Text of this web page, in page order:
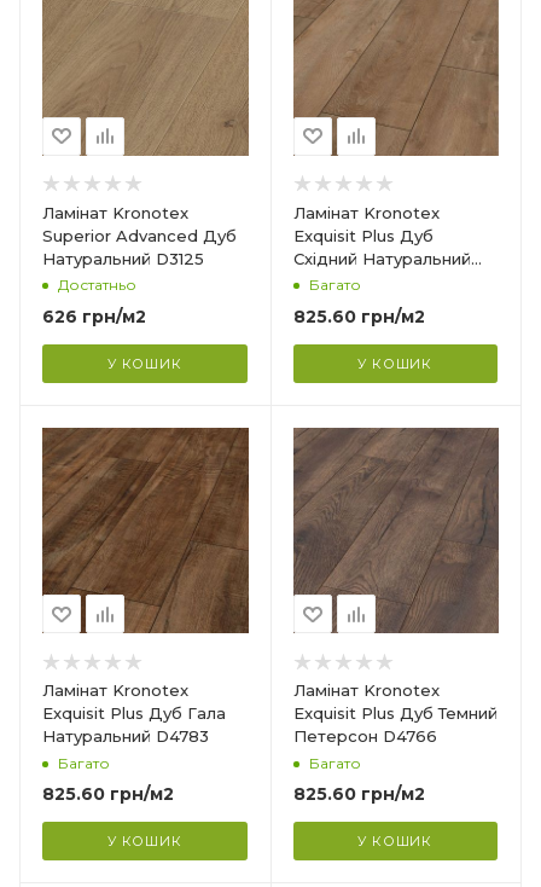
Ламінат Kronotex
Superior Advanced Дуб
Натуральний D3125
Достатньо
626 грн/м2
У КОШИК
Колекція
Exquisit Plus
Клас зносостійкості
32
Товщина
Ширина
244 мм
Довжина
1380 мм
Фаска
Гарантія ?
20 років
Ламінат Kronotex
Exquisit Plus Дуб
Східний Натуральний
D4983
Багато
825.60грн/м2
У КОШИК
Ламінат Kronotex
Exquisit Plus Дуб Гала
Натуральний D4783
Багато
825.60 грн/м2
У КОШИК
Країна-виробник
Німеччина
Колекція
Exquisit Plus
Клас зносостійкості
32
Товщина
Ширина
244 мм
Довжина
1380 мм
Фаска
4V
Ламінат Kronotex
Exquisit Plus Дуб Темний
Петерсон D4766
Багато
825.60грн/м2
У КОШИК